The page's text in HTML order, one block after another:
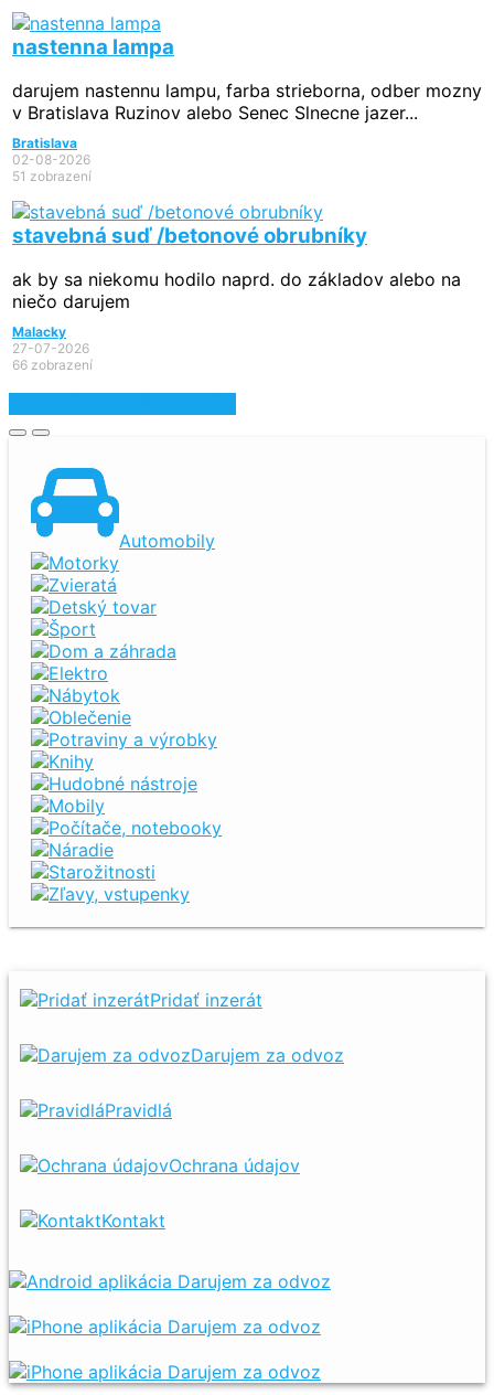
nastenna lampa
darujem nastennu lampu, farba strieborna, odber mozny
v Bratislava Ruzinov alebo Senec Slnecne jazer...
Bratislava
02-08-2026
51 zobrazení
stavebná suď /betonové obrubníky
ak by sa niekomu hodilo naprd. do základov alebo na
niečo darujem
Malacky
27-07-2026
66 zobrazení
Automobily
Motorky
Zvieratá
Detský tovar
Šport
Dom a záhrada
Elektro
Nábytok
Oblečenie
Potraviny a výrobky
Knihy
Hudobné nástroje
Mobily
Počítače, notebooky
Náradie
Starožitnosti
Zľavy, vstupenky
Pridať inzerát
Darujem za odvoz
Pravidlá
Ochrana údajov
Kontakt